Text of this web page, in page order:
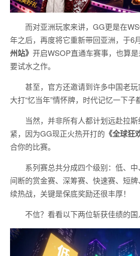
而对亚洲玩家来讲，GG更是在
年之后，再度将它重新带回亚洲，于6
州站》 开启WSOP直通车赛事，也算
要试水之作。
甚至，官方还邀请到许多中国老
大打“忆当年”情怀牌，时代记忆一下子
当然，并非所有人都计划远赴拉
紧，因为GG现正火热开打的 《全球狂
合你的比赛。
系列赛总共分成四个级别：低、
间断的赏金赛、深筹赛、快速赛、短
续热战，关键是保底奖励还很丰厚！
不信？看看以下两位斩获佳绩的国